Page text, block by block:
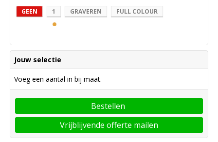
GEEN 1 GRAVEREN FULL COLOUR
Jouw selectie
Voeg een aantal in bij maat.
Bestellen
Vrijblijvende offerte mailen